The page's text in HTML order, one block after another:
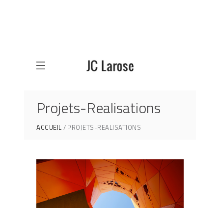
Projets-Realisations
ACCUEIL PROJETS-REALISATIONS